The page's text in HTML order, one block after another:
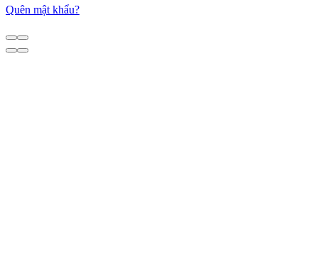
Quên mật khẩu?